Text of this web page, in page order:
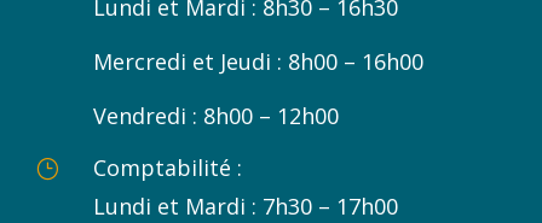
Lundi et Mardi : 8h30 – 16h30
Mercredi et Jeudi : 8h00 – 16h00
Vendredi : 8h00 – 12h00
}
Comptabilité :
Lundi et Mardi : 7h30 – 17h00